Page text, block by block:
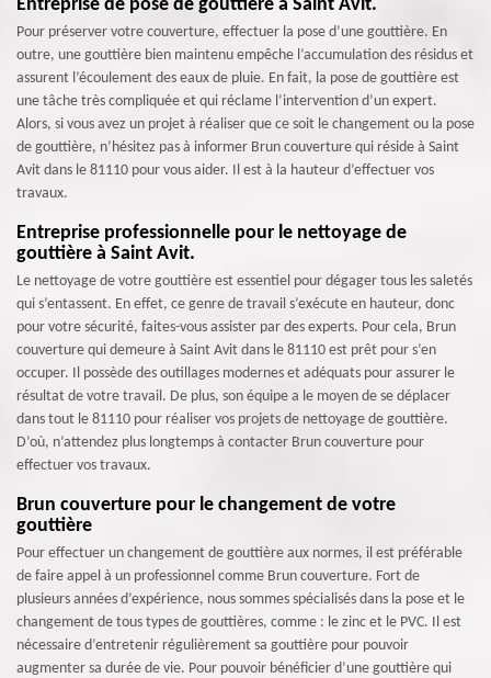
Entreprise de pose de gouttière à Saint Avit.
Pour préserver votre couverture, effectuer la pose d’une gouttière. En
outre, une gouttière bien maintenu empêche l’accumulation des résidus et
assurent l’écoulement des eaux de pluie. En fait, la pose de gouttière est
une tâche très compliquée et qui réclame l’intervention d’un expert.
Alors, si vous avez un projet à réaliser que ce soit le changement ou la pose
de gouttière, n’hésitez pas à informer Brun couverture qui réside à Saint
Avit dans le 81110 pour vous aider. Il est à la hauteur d’effectuer vos
travaux.
Entreprise professionnelle pour le nettoyage de
gouttière à Saint Avit.
Le nettoyage de votre gouttière est essentiel pour dégager tous les saletés
qui s’entassent. En effet, ce genre de travail s’exécute en hauteur, donc
pour votre sécurité, faites-vous assister par des experts. Pour cela, Brun
couverture qui demeure à Saint Avit dans le 81110 est prêt pour s’en
occuper. Il possède des outillages modernes et adéquats pour assurer le
résultat de votre travail. De plus, son équipe a le moyen de se déplacer
dans tout le 81110 pour réaliser vos projets de nettoyage de gouttière.
D’où, n’attendez plus longtemps à contacter Brun couverture pour
effectuer vos travaux.
Brun couverture pour le changement de votre
gouttière
Pour effectuer un changement de gouttière aux normes, il est préférable
de faire appel à un professionnel comme Brun couverture. Fort de
plusieurs années d’expérience, nous sommes spécialisés dans la pose et le
changement de tous types de gouttières, comme : le zinc et le PVC. Il est
nécessaire d’entretenir régulièrement sa gouttière pour pouvoir
augmenter sa durée de vie. Pour pouvoir bénéficier d’une gouttière qui